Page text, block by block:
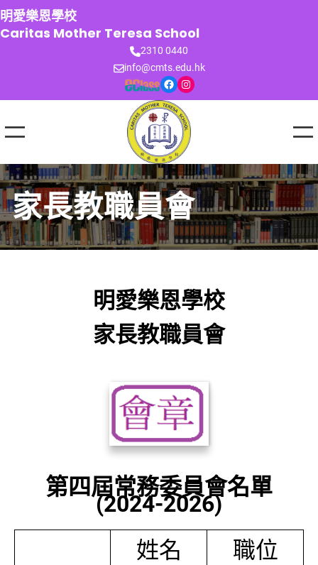
跳
至
主
明愛樂恩學校
Caritas Mother Teresa School
2310 0440
info@cmts.edu.hk
Facebook Instagram
家長教職員會
明愛樂恩學校
家長教職員會
第四屆常務委員會名單
(2024-2026)
姓名
職位